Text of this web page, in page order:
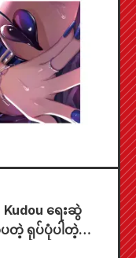
Kudou ရေးဆွဲ
ပတဲ့ ရုပ်ပုံပါတဲ့
အသတ်ထုတ် အစုံ